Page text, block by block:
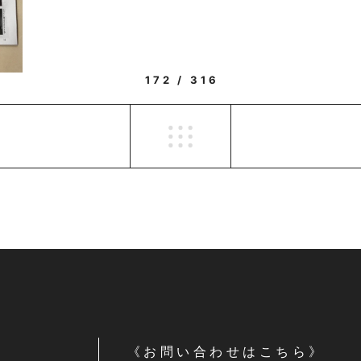
172 / 316
《お問い合わせはこちら》